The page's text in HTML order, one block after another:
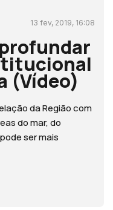
13 fev, 2019, 16:08
(Vídeo)
da Região com
do mar, do
ser mais